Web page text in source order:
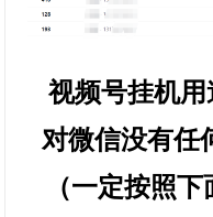
视频号挂机
对微信没有任
（一定按照